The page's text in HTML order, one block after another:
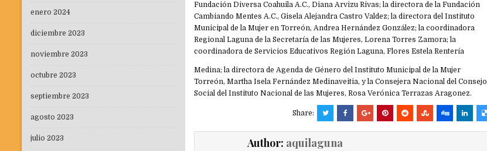
Fundación Diversa Coahuila A.C., Diana Arvizu Rivas; la directora de la Fundación
Cambiando Mentes A.C., Gisela Alejandra Castro Valdez; la directora del Instituto
Municipal de la Mujer en Torreón, Andrea Hernández González; la coordinadora
Regional Laguna de la Secretaría de las Mujeres, Lorena Torres Zamora; la
coordinadora de Servicios Educativos Región Laguna, Flores Estela Rentería
Medina; la directora de Agenda de Género del Instituto Municipal de la Mujer
Torreón, Martha Isela Fernández Medinaveitia, y la Consejera Nacional del Consejo
Social del Instituto Nacional de las Mujeres, Rosa Verónica Terrazas Aragonez.
Share:
Author: aquilaguna
enero 2024
diciembre 2023
noviembre 2023
octubre 2023
septiembre 2023
agosto 2023
julio 2023